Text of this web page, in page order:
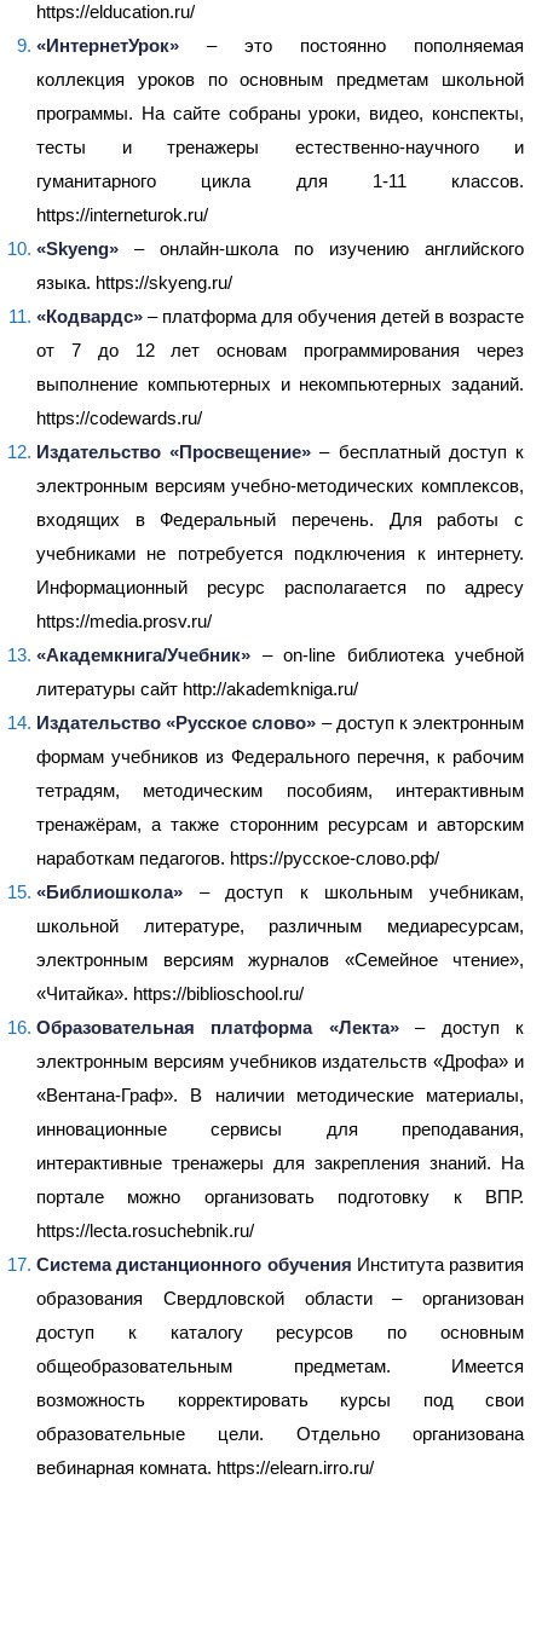
https://elducation.ru/
«ИнтернетУрок» – это постоянно пополняемая
коллекция уроков по основным предметам школьной
программы. На сайте собраны уроки, видео, конспекты,
тесты и тренажеры естественно-научного и
гуманитарного цикла для 1-11 классов.
https://interneturok.ru/
«Skyeng» – онлайн-школа по изучению английского
языка. https://skyeng.ru/
«Кодвардс» – платформа для обучения детей в возрасте
от 7 до 12 лет основам программирования через
выполнение компьютерных и некомпьютерных заданий.
https://codewards.ru/
Издательство «Просвещение» – бесплатный доступ к
электронным версиям учебно-методических комплексов,
входящих в Федеральный перечень. Для работы с
учебниками не потребуется подключения к интернету.
Информационный ресурс располагается по адресу
https://media.prosv.ru/
«Академкнига/Учебник» – on-line библиотека учебной
литературы сайт http://akademkniga.ru/
Издательство «Русское слово» – доступ к электронным
формам учебников из Федерального перечня, к рабочим
тетрадям, методическим пособиям, интерактивным
тренажёрам, а также сторонним ресурсам и авторским
наработкам педагогов. https://русское-слово.рф/
«Библиошкола» – доступ к школьным учебникам,
школьной литературе, различным медиаресурсам,
электронным версиям журналов «Семейное чтение»,
«Читайка». https://biblioschool.ru/
Образовательная платформа «Лекта»– доступ к
электронным версиям учебников издательств «Дрофа» и
«Вентана-Граф». В наличии методические материалы,
инновационные сервисы для преподавания,
интерактивные тренажеры для закрепления знаний. На
портале можно организовать подготовку к ВПР.
https://lecta.rosuchebnik.ru/
Система дистанционного обучения Института развития
образования Свердловской области – организован
доступ к каталогу ресурсов по основным
общеобразовательным предметам. Имеется
возможность корректировать курсы под свои
образовательные цели. Отдельно организована
вебинарная комната. https://elearn.irro.ru/